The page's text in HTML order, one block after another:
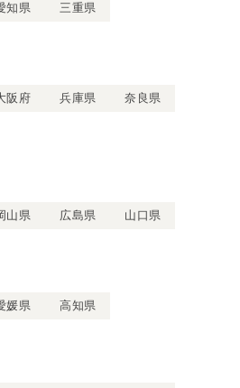
知県 三重県
阪府 兵庫県
奈良県
山県 広島県 山口県
媛県 高知県